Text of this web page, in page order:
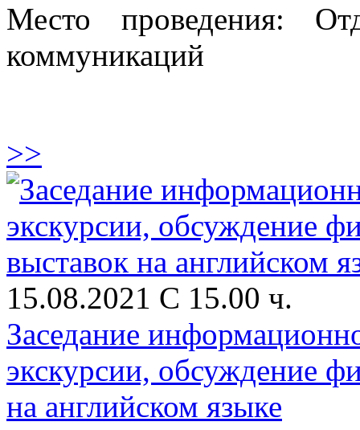
Место проведения:
коммуникаций
>>
15.08.2021 С 15.00 ч.
Заседание
экскурсии, обсуждение
на английском языке